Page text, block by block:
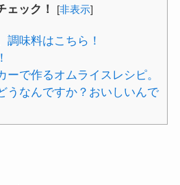
ェック！ [非表示]
味料はこちら！
で作るオムライスレシピ。
うなんですか？おいしいんで